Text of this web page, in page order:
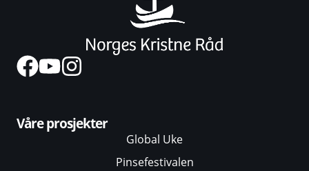
Våre prosjekter
Global Uke
Pinsefestivalen